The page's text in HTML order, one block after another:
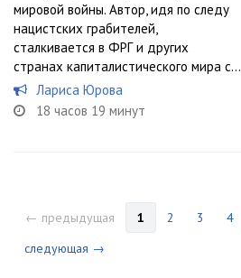
мировой войны. Автор, идя по следу
нацистских грабителей,
сталкивается в ФРГ и других
странах капиталистического мира с...
Лариса Юрова
18 часов 19 минут
← предыдущая 1 2 3 4
следующая →